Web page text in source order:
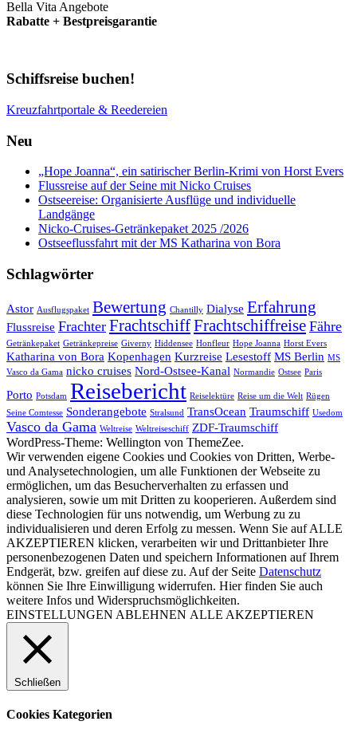
Bella Vita Angebote
Rabatte + Bestpreisgarantie
Schiffsreise buchen!
Kreuzfahrtportale & Reedereien
Neu
„Hope Joanna“, ein satirischer Berlin-Krimi von Horst Evers
Flussreise auf der Seine mit Nicko Cruises
Ostseereise: Organisierte Ausflüge und individuelle
Landgänge
Nicko-Cruises-Getränkepaket 2025 /2026
Ostseeflussfahrt mit der MS Katharina von Bora
Schlagwörter
Astor Ausflugspaket Bewertung Chantilly Dialyse Erfahrung
Flussreise Frachter FrachtschiffFrachtschiffreise Fähre
Getränkepaket Getränkepreise Giverny Hiddensee Honfleur Hope Joanna Horst Evers
Katharina von Bora Kopenhagen Kurzreise Lesestoff MS Berlin MS
Vasco da Gama nicko cruises Nord-Ostsee-Kanal Normandie Ostsee Paris
Porto Potsdam Reisebericht Reiselektüre Reise um die Welt Rügen
Seine Comtesse Sonderangebote Stralsund TransOcean Traumschiff Usedom
Vasco da Gama Weltreise Weltreiseschiff ZDF-Traumschiff
WordPress-Theme: Wellington von ThemeZee.
Wir verwenden eigene Cookies und Cookies von Dritten, Werbe-
und Analysetechnologien, um alle Funktionen der Webseite zu
ermöglichen, um das Besucherverhalten zu erfassen und
analysieren, sowie um mit Dritten zu kooperieren. Außerdem sind
diese Technologien für uns notwendig, um Werbung zu zu
individualisieren und deren Erfolg zu messen. Wenn Sie auf ALLE
AKZEPTIEREN klicken, verarbeiten wir und Drittanbieter Ihre
personenbezogenen Daten und speichern Informationen auf Ihrem
Endgerät, bzw. greifen auf diese zu. Auf der Seite Datenschutz
können Sie Ihre Einwilligung widerrufen. Hier finden Sie auch
weitere Infos und Widerspruchsmöglichkeiten.
EINSTELLUNGEN ABLEHNEN ALLE AKZEPTIEREN
Schließen
Cookies Kategorien